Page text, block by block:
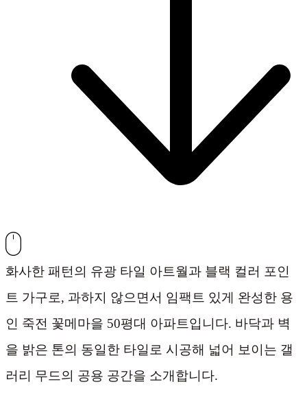
화사한 패턴의 유광 타일 아트월과 블랙 컬러 포인
트 가구로, 과하지 않으면서 임팩트 있게 완성한 용
인 죽전 꽃메마을 50평대 아파트입니다. 바닥과 벽
을 밝은 톤의 동일한 타일로 시공해 넓어 보이는 갤
러리 무드의 공용 공간을 소개합니다.